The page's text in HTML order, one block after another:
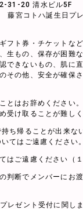
31-20 清水ビル5F
宮コトハ誕生日プレ
フト券・チケットな
生もの、保存が困難
できないもの、肌に
その他、安全が確保
とはお辞めください
受け取ることが難しく
ち帰ることが出来な
てはご遠慮ください。
はご遠慮ください（
判断でメンバーにお
レゼント受付に関し